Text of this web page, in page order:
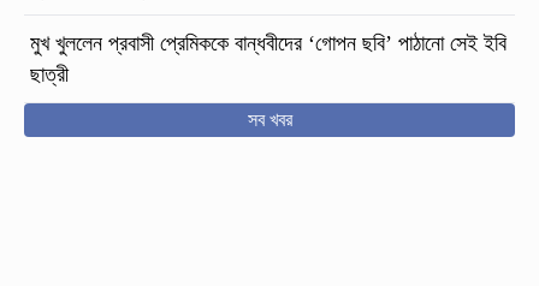
মুখ খুললেন প্রবাসী প্রেমিককে বান্ধবীদের ‘গোপন ছবি’ পাঠানো সেই ইবি
ছাত্রী
সব খবর